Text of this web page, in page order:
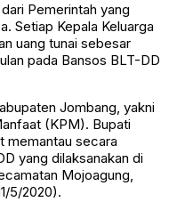
Pemerintah yang
Setiap Kepala Keluarga
uang tunai sebesar
pada Bansos BLT-DD
Jombang, yakni
(KPM). Bupati
memantau secara
yang dilaksanakan di
Mojoagung,
5/2020).